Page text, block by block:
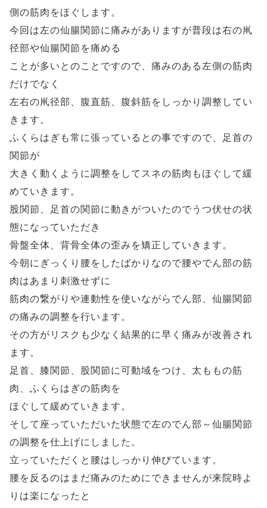
側の筋肉をほぐします。
今回は左の仙腸関節に痛みがありますが普段は右の鼡
径部や仙腸関節を痛める
ことが多いとのことですので、痛みのある左側の筋肉
だけでなく
左右の鼡径部、腹直筋、腹斜筋をしっかり調整してい
きます。
ふくらはぎも常に張っているとの事ですので、足首の
関節が
大きく動くように調整をしてスネの筋肉もほぐして緩
めていきます。
股関節、足首の関節に動きがついたのでうつ伏せの状
態になっていただき
骨盤全体、背骨全体の歪みを矯正していきます。
今朝にぎっくり腰をしたばかりなので腰やでん部の筋
肉はあまり刺激せずに
筋肉の繋がりや連動性を使いながらでん部、仙腸関節
の痛みの調整を行います。
その方がリスクも少なく結果的に早く痛みが改善され
ます。
足首、膝関節、股関節に可動域をつけ、太ももの筋
肉、ふくらはぎの筋肉を
ほぐして緩めていきます。
そして座っていただいた状態で左のでん部～仙腸関節
の調整を仕上げにしました。
立っていただくと腰はしっかり伸びています。
腰を反るのはまだ痛みのためにできませんが来院時よ
りは楽になったと